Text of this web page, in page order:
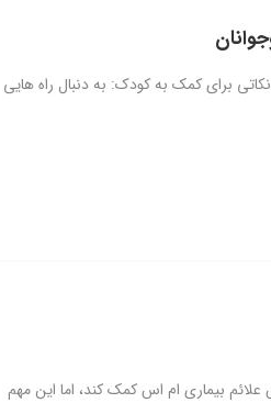
برای کمک به کودک: به دنبال راه هایی
بیماری ام اس کمک کند، اما این مهم